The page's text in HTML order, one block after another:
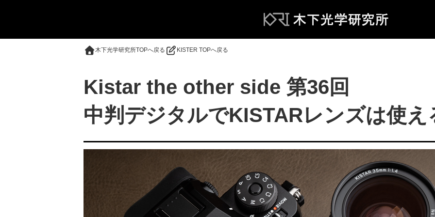
木下光学研究所TOPへ戻る KISTER TOPへ戻る
Kistar the other side 第36回
中判デジタルでKISTARレンズは使え